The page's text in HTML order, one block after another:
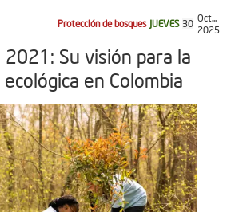
Protección de bosques JUEVES 30 Oct...
2025
Su visión para la
en Colombia